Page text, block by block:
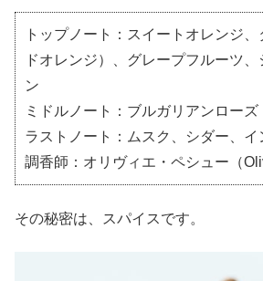
トップノート：スイートオレンジ
ドオレンジ）、グレープフルーツ
ン
ミドルノート：ブルガリアンローズ
ラストノート：ムスク、シダー、イ
調香師：オリヴィエ・ペシュー（
その秘密は、スパイスです。